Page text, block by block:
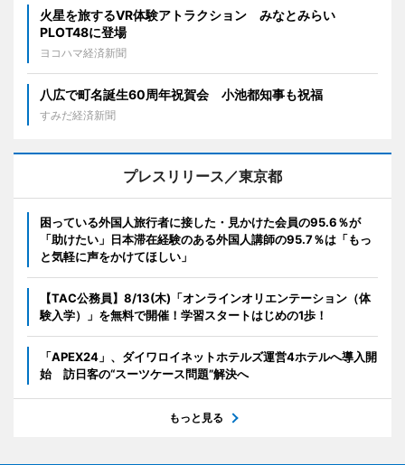
火星を旅するVR体験アトラクション みなとみらい
PLOT48に登場
ヨコハマ経済新聞
八広で町名誕生60周年祝賀会 小池都知事も祝福
すみだ経済新聞
プレスリリース／東京都
困っている外国人旅行者に接した・見かけた会員の95.6％が
「助けたい」日本滞在経験のある外国人講師の95.7％は「もっ
と気軽に声をかけてほしい」
【TAC公務員】8/13(木)「オンラインオリエンテーション（体
験入学）」を無料で開催！学習スタートはじめの1歩！
「APEX24」、ダイワロイネットホテルズ運営4ホテルへ導入開
始 訪日客の“スーツケース問題”解決へ
もっと見る